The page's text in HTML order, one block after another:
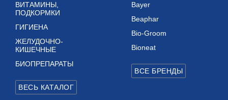
ВИТАМИНЫ,
ПОДКОРМКИ
ГИГИЕНА
ЖЕЛУДОЧНО-
КИШЕЧНЫЕ
БИОПРЕПАРАТЫ
Bayer
Beaphar
Bio-Groom
Bioneat